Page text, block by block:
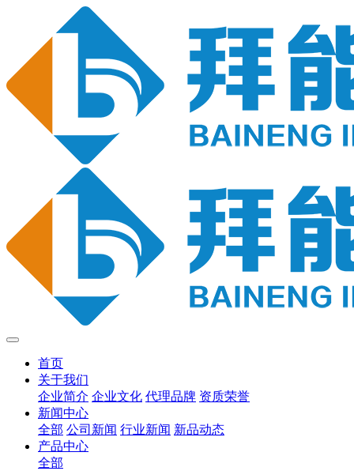
首页
关于我们
企业简介 企业文化 代理品牌 资质荣誉
新闻中心
全部 公司新闻 行业新闻 新品动态
产品中心
全部